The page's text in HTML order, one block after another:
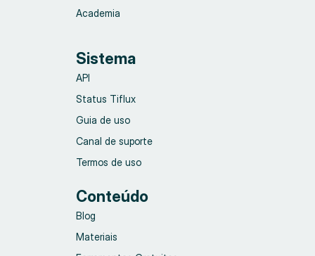
Academia
Sistema
API
Status Tiflux
Guia de uso
Canal de suporte
Termos de uso
Conteúdo
Blog
Materiais